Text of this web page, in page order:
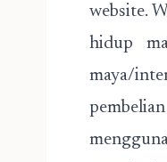
website.
hidup
maya/